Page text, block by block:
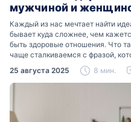
мужчиной и
Каждый из нас мечтает найти
бывает куда сложнее, чем
быть здоровые отношения. Что
чаще сталкиваемся с фразой,
отношения». Что именно
25 августа 2025 8 мин.